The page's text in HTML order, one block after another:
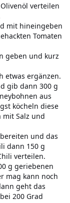
verteilen
mit hineingeben
Tomaten
geben und kurz
etwas ergänzen.
gib dann 300 g
aus
köcheln diese
mit Salz und
und das
dann 150 g
verteilen.
g geriebenen
mag kann noch
geht das
200 Grad